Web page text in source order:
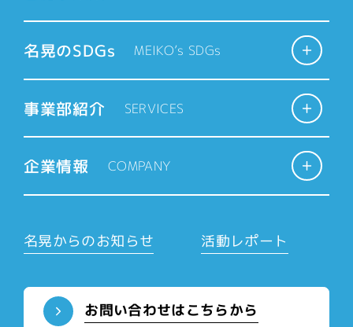
名晃のSDGs MEIKO’s SDGs
事業部紹介 SERVICES
企業情報 COMPANY
名晃からのお知らせ 活動レポート
お問い合わせはこちらから